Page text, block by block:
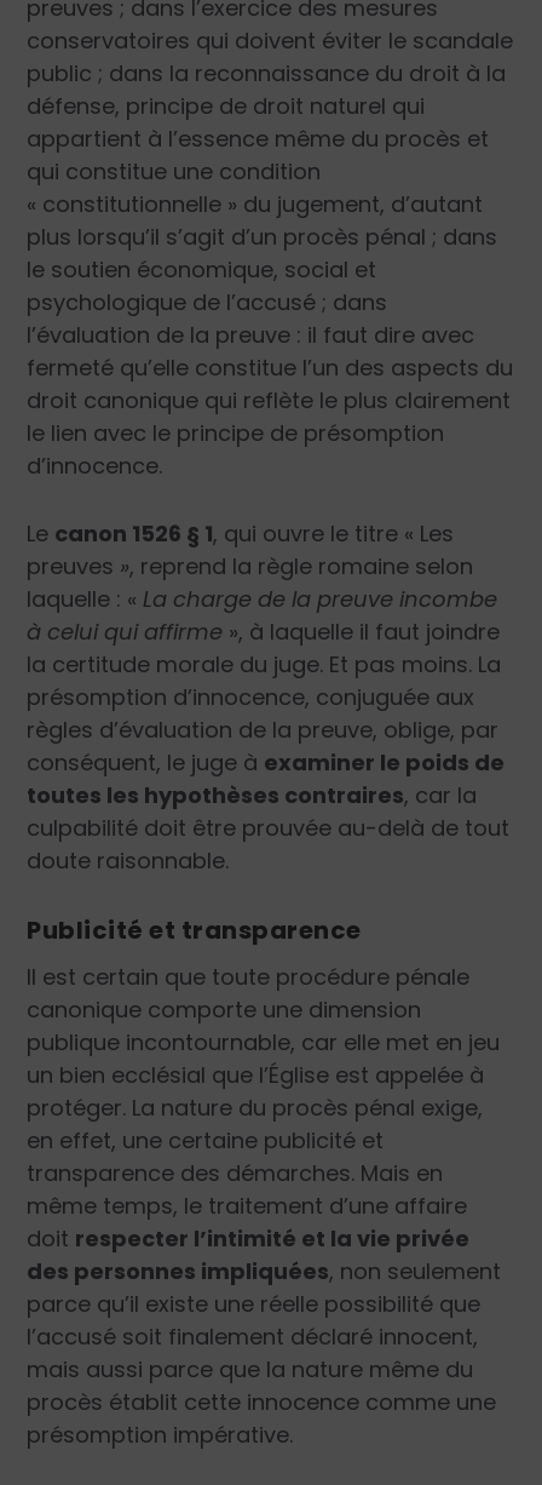
preuves ; dans l’exercice des mesures
conservatoires qui doivent éviter le scandale
public ; dans la reconnaissance du droit à la
défense, principe de droit naturel qui
appartient à l’essence même du procès et
qui constitue une condition
« constitutionnelle » du jugement, d’autant
plus lorsqu’il s’agit d’un procès pénal ; dans
le soutien économique, social et
psychologique de l’accusé ; dans
l’évaluation de la preuve : il faut dire avec
fermeté qu’elle constitue l’un des aspects du
droit canonique qui reflète le plus clairement
le lien avec le principe de présomption
d’innocence.
Le canon 1526 § 1, qui ouvre le titre « Les
preuves », reprend la règle romaine selon
laquelle : « La charge de la preuve incombe
à celui qui affirme », à laquelle il faut joindre
la certitude morale du juge. Et pas moins. La
présomption d’innocence, conjuguée aux
règles d’évaluation de la preuve, oblige, par
conséquent, le juge à examiner le poids de
toutes les hypothèses contraires, car la
culpabilité doit être prouvée au-delà de tout
doute raisonnable.
Publicité et transparence
Il est certain que toute procédure pénale
canonique comporte une dimension
publique incontournable, car elle met en jeu
un bien ecclésial que l’Église est appelée à
protéger. La nature du procès pénal exige,
en effet, une certaine publicité et
transparence des démarches. Mais en
même temps, le traitement d’une affaire
doit respecter l’intimité et la vie privée
des personnes impliquées, non seulement
parce qu’il existe une réelle possibilité que
l’accusé soit finalement déclaré innocent,
mais aussi parce que la nature même du
procès établit cette innocence comme une
présomption impérative.